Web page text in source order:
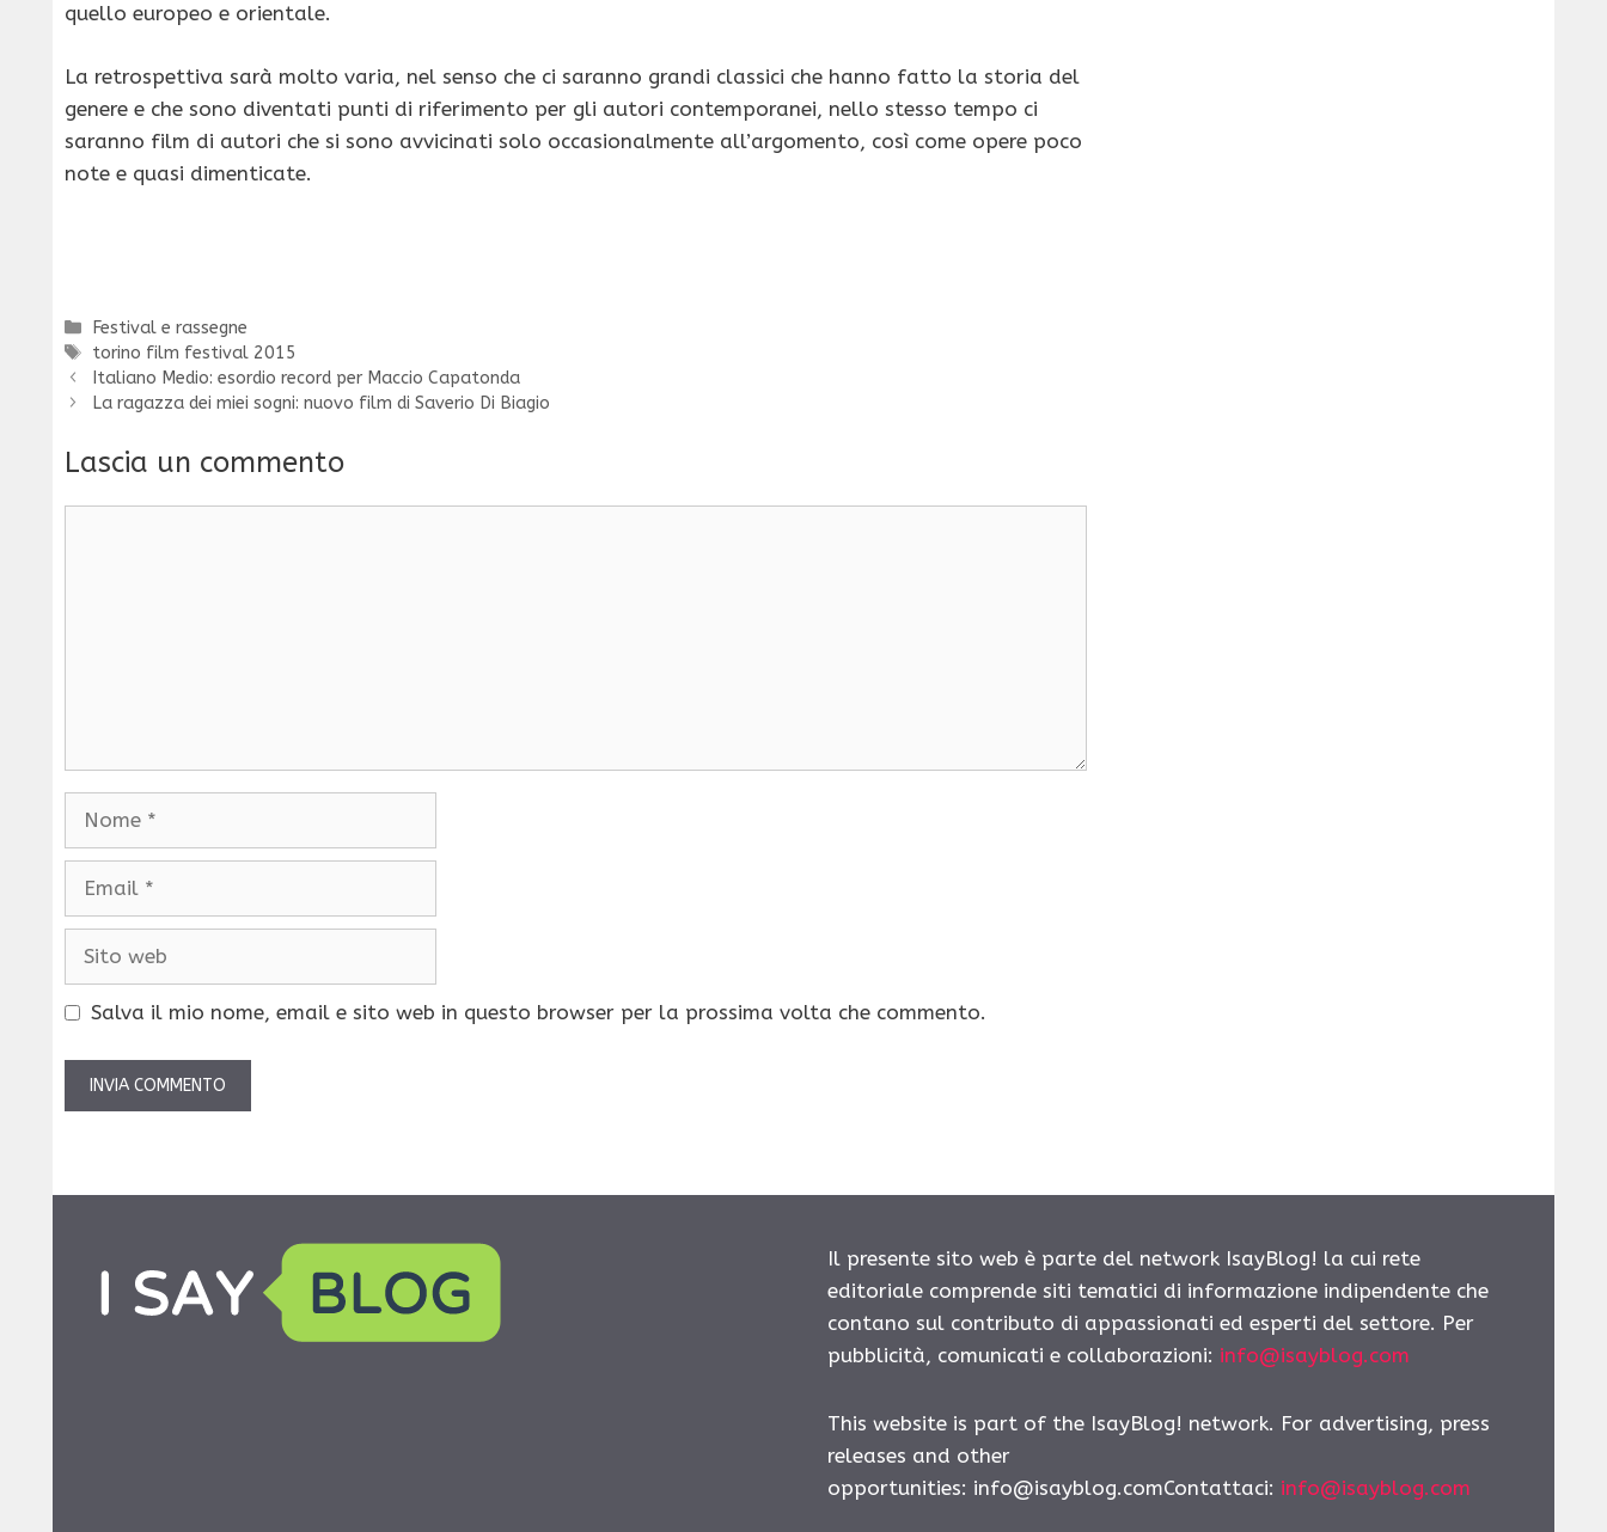
quello europeo e orientale.
La retrospettiva sarà molto varia, nel senso che ci saranno grandi classici che hanno fatto la storia del
genere e che sono diventati punti di riferimento per gli autori contemporanei, nello stesso tempo ci
saranno film di autori che si sono avvicinati solo occasionalmente all’argomento, così come opere poco
note e quasi dimenticate.
Categorie
Festival e rassegne
Tag
torino film festival 2015
Italiano Medio: esordio record per Maccio Capatonda
La ragazza dei miei sogni: nuovo film di Saverio Di Biagio
Lascia un commento
Nome
Email
Sito
Salva il mio nome, email e sito web in questo browser per la prossima volta che commento.
Il presente sito web è parte del network IsayBlog! la cui rete
editoriale comprende siti tematici di informazione indipendente che
contano sul contributo di appassionati ed esperti del settore. Per
pubblicità, comunicati e collaborazioni: info@isayblog.com
This website is part of the IsayBlog! network. For advertising, press
releases and other
opportunities: info@isayblog.comContattaci: info@isayblog.com